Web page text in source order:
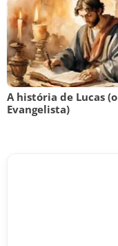
A história de Lucas (o
Evangelista)